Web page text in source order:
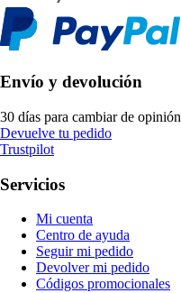
Envío y devolución
30 días para cambiar de opinión
Devuelve tu pedido
Trustpilot
Servicios
Mi cuenta
Centro de ayuda
Seguir mi pedido
Devolver mi pedido
Códigos promocionales